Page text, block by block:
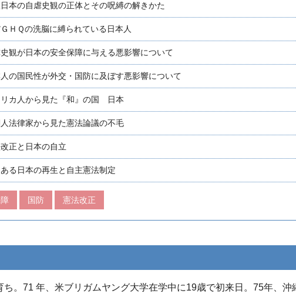
本の自虐史観の正体とその呪縛の解きかた
ＧＨＱの洗脳に縛られている日本人
観が日本の安全保障に与える悪影響について
の国民性が外交・国防に及ぼす悪影響について
リカ人から見た『和』の国 日本
法律家から見た憲法論議の不毛
正と日本の自立
る日本の再生と自主憲法制定
国防 憲法改正
。71 年、米ブリガムヤング大学在学中に19歳で初来日。75年、沖